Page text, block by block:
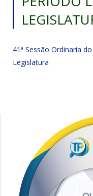
41ª Sessão Ordinaria
Legislatura